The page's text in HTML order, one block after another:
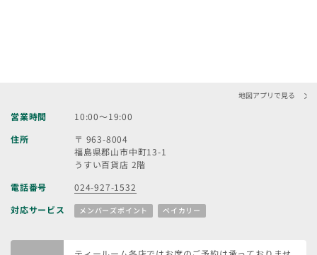
地図アプリで見る
営業時間
10:00～19:00
住所
〒 963-8004
福島県郡山市中町13-1
うすい百貨店 2階
電話番号
024-927-1532
対応サービス
メンバーズポイント ベイカリー